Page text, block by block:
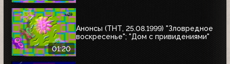
01:20
Анонсы (ТНТ, 25.08.1999) "Зловредное
воскресенье"; "Дом с привидениями"